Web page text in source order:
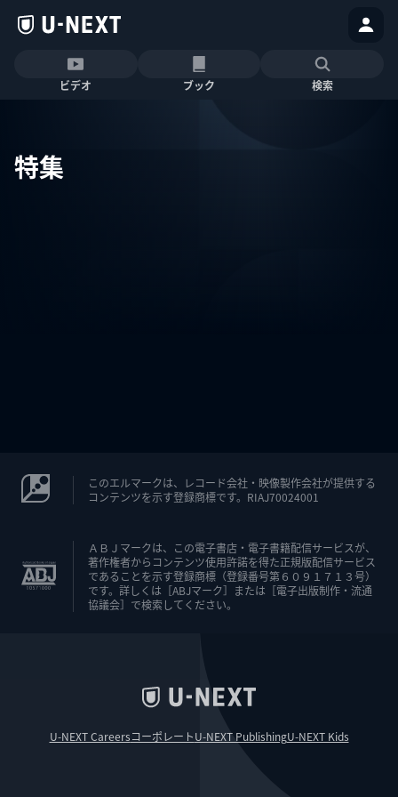
ビデオ ブック 検索
特集
このエルマークは、レコード会社・映像製作会社が提供する
コンテンツを示す登録商標です。RIAJ70024001
ＡＢＪマークは、この電子書店・電子書籍配信サービスが、
著作権者からコンテンツ使用許諾を得た正規版配信サービス
であることを示す登録商標（登録番号第６０９１７１３号）
です。詳しくは［ABJマーク］または［電子出版制作・流通
協議会］で検索してください。
U-NEXT CareersコーポレートU-NEXT PublishingU-NEXT Kids